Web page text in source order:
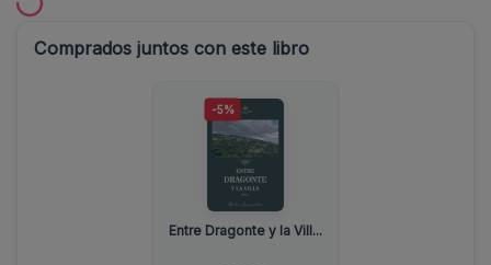
Comprados juntos con este libro
-5%
Entre Dragonte y la Vill...